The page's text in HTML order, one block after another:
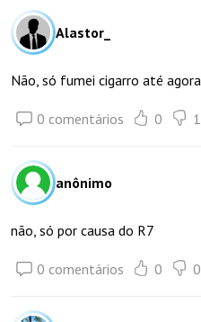
Alastor_
Não, só fumei cigarro até agora
0 comentários 0 1
anônimo
não, só por causa do R7
0 comentários 0 0